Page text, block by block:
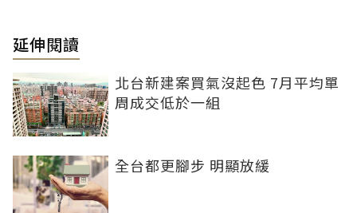
延伸閱讀
北台新建案買氣沒起色 7月平均單
周成交低於一組
全台都更腳步 明顯放緩